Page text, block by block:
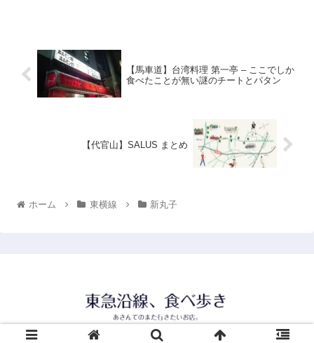
【馬車道】台湾料理 第一亭 – ここでしか
食べたことが無い謎のチートとパタン
【代官山】SALUS まとめ
ホーム 東横線 新丸子
© 2021 東急沿線、食べ歩き.